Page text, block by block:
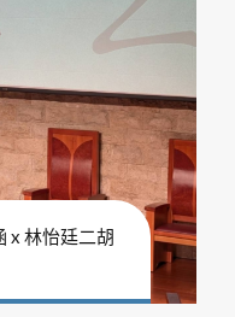
x 林怡廷二胡